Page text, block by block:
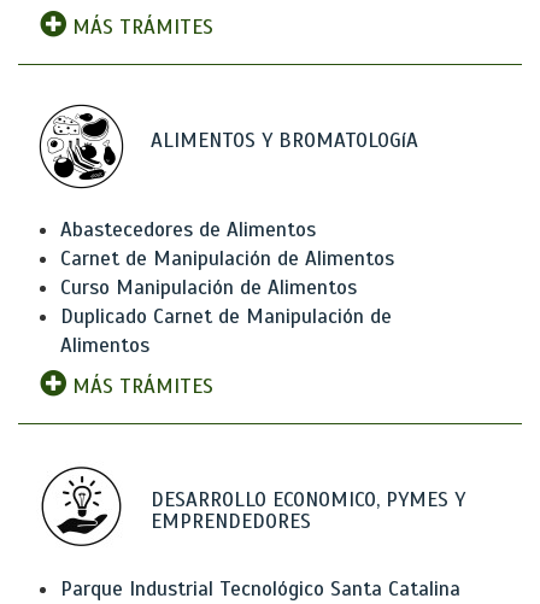
MÁS TRÁMITES
ALIMENTOS Y BROMATOLOGíA
Abastecedores de Alimentos
Carnet de Manipulación de Alimentos
Curso Manipulación de Alimentos
Duplicado Carnet de Manipulación de
Alimentos
MÁS TRÁMITES
DESARROLLO ECONOMICO, PYMES Y
EMPRENDEDORES
Parque Industrial Tecnológico Santa Catalina